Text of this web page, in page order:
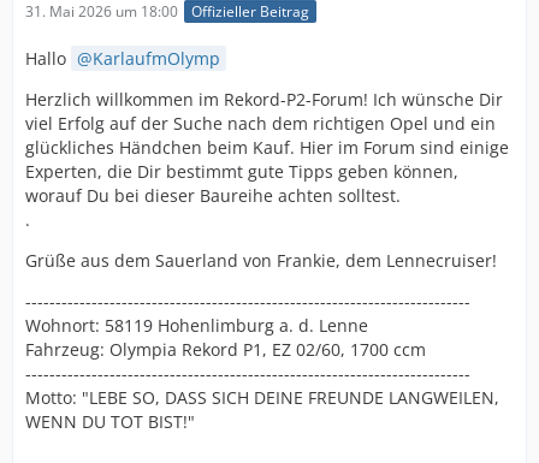
31. Mai 2026 um 18:00 Offizieller Beitrag
Hallo
KarlaufmOlymp
Herzlich willkommen im Rekord-P2-Forum! Ich wünsche Dir
viel Erfolg auf der Suche nach dem richtigen Opel und ein
glückliches Händchen beim Kauf. Hier im Forum sind einige
Experten, die Dir bestimmt gute Tipps geben können,
worauf Du bei dieser Baureihe achten solltest.
.
Grüße aus dem Sauerland von Frankie, dem Lennecruiser!
--------------------------------------------------------------------------
Wohnort: 58119 Hohenlimburg a. d. Lenne
Fahrzeug: Olympia Rekord P1, EZ 02/60, 1700 ccm
--------------------------------------------------------------------------
Motto: "LEBE SO, DASS SICH DEINE FREUNDE LANGWEILEN,
WENN DU TOT BIST!"